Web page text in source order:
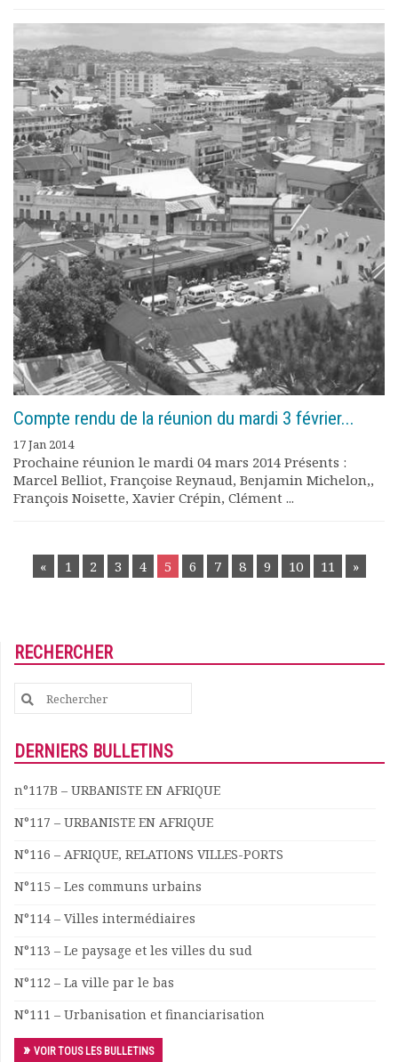
Compte rendu de la réunion du mardi 3 février...
17 Jan 2014
Prochaine réunion le mardi 04 mars 2014 Présents :
Marcel Belliot, Françoise Reynaud, Benjamin Michelon,,
François Noisette, Xavier Crépin, Clément ...
POSTS
NAVIGATION
« 1 2 3 4 5 6 7 8 9 10 11 »
RECHERCHER
Search
for:
DERNIERS BULLETINS
n°117B – URBANISTE EN AFRIQUE
N°117 – URBANISTE EN AFRIQUE
N°116 – AFRIQUE, RELATIONS VILLES-PORTS
N°115 – Les communs urbains
N°114 – Villes intermédiaires
N°113 – Le paysage et les villes du sud
N°112 – La ville par le bas
N°111 – Urbanisation et financiarisation
VOIR TOUS LES BULLETINS